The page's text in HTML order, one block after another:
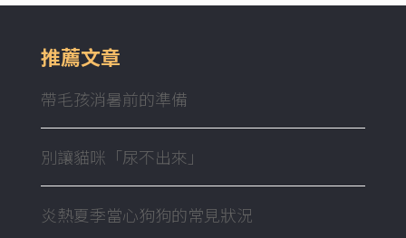
推薦文章
帶毛孩消暑前的準備
別讓貓咪「尿不出來」
炎熱夏季當心狗狗的常見狀況